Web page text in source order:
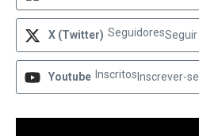
X (Twitter) SeguidoresSeguir
Youtube Inscritos Inscrever-se